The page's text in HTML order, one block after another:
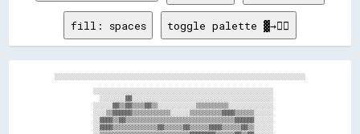
fill: spaces toggle palette ▓→✊🏽
░░░░░░░░░░░░░░░░░░░░░░░░░░░░░░░░░░░░░░░░░░░░░░░░░░░░░░░░░░░░░░░░░░░░░░░░░░░░░░
            ░░░░░░░░░░░░░░░░░░░░░░░░░░░░░░░░░░░░░░░░░░░░░░░░░░░░░░░░
              ░░░░░░░░▓▓░░░░░░░░░░░░░░░░░░░░░░░░░░░░░░░░░░░░░░░░░░░░
            ░░░░░░▓▓▒▒▓▓▒▒▒▒▓▓▒▒░░░░░░░░░░░░▒▒▒▒▒▒▒▒▒▒░░░░░░░░░░░░░░
            ░░░░▒▒▓▓▓▓▓▓▒▒▒▒▒▒▒▒▒▒▒▒░░░░░░▒▒▒▒▒▒▒▒▒▒▓▓▓▓▒▒▒▒▒▒░░░░░░
            ░░▓▓▓▓▒▒▓▓▒▒▒▒▒▒▒▒▒▒▒▒▒▒▒▒▒▒▒▒▒▒▒▒▒▒▒▒▒▒▒▒▒▒▓▓▓▓▓▓░░░░░░
            ░░▓▓▓▓▒▒▒▒▒▒▒▒▒▒▒▒▒▒▓▓▒▒▒▒▒▒▓▓▒▒▒▒▒▒▓▓▓▓▒▒▒▒▒▒▓▓▒▒░░░░░░